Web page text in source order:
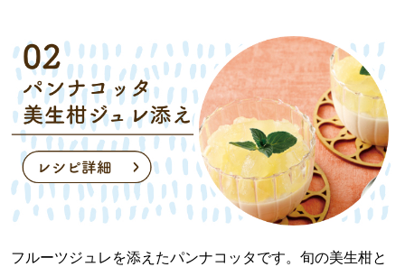
フルーツジュレを添えたパンナコッタです。旬の美生柑と